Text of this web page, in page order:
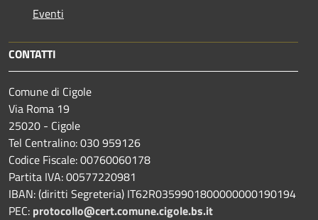
Eventi
CONTATTI
Comune di Cigole
Via Roma 19
25020 - Cigole
Tel Centralino: 030 959126
Codice Fiscale: 00760060178
Partita IVA: 00577220981
IBAN: (diritti Segreteria) IT62R0359901800000000190194
PEC: protocollo@cert.comune.cigole.bs.it